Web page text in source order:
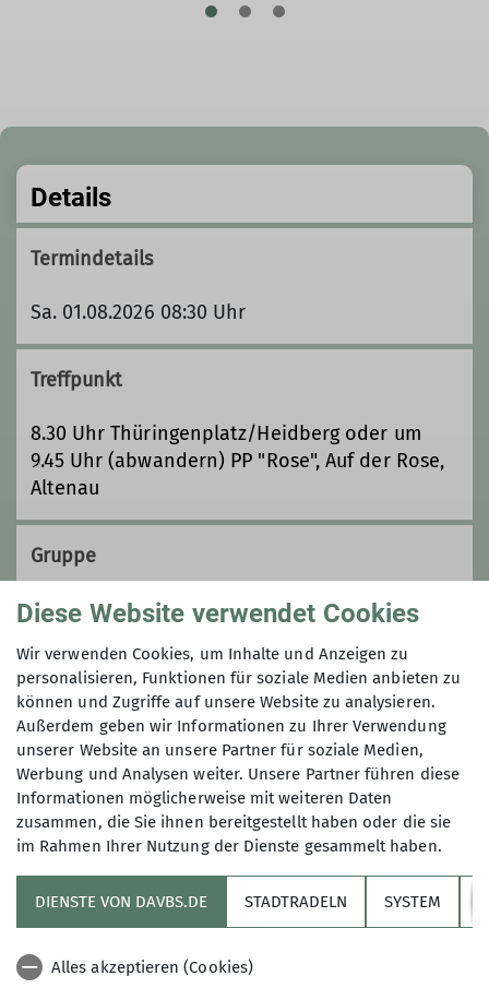
Details
Termindetails
Sa. 01.08.2026 08:30 Uhr
Treffpunkt
8.30 Uhr Thüringenplatz/Heidberg oder um
9.45 Uhr (abwandern) PP "Rose", Auf der Rose,
Altenau
Gruppe
Wandergruppe
Gemeinsam wandern wir in der
Region und verpflegen uns unterwegs
mit unserem eigenen Proviant. Gäste,
die uns kennen lernen möchten, sind
herzlich willkommen! Alle wandern
Bei allen Wanderungen treffen wir uns
15 Minuten vor Abfahrt.
Sektion
Alpenverein
Diese Website verwendet Cookies
Wir verwenden Cookies, um Inhalte und Anzeigen zu
personalisieren, Funktionen für soziale Medien anbieten zu
können und Zugriffe auf unsere Website zu analysieren.
Außerdem geben wir Informationen zu Ihrer Verwendung
unserer Website an unsere Partner für soziale Medien,
Werbung und Analysen weiter. Unsere Partner führen diese
Informationen möglicherweise mit weiteren Daten
zusammen, die Sie ihnen bereitgestellt haben oder die sie
im Rahmen Ihrer Nutzung der Dienste gesammelt haben.
DIENSTE VON DAVBS.DE STADTRADELN SYSTEM
Alles akzeptieren (Cookies)